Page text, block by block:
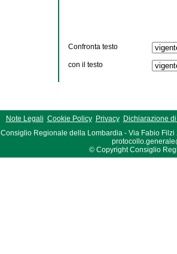
Confronta testo
con il testo
Note Legali Cookie Policy Privacy
Dichiarazione
Consiglio Regionale della Lombardia - Via Fabio Filzi
© Copyright Consiglio